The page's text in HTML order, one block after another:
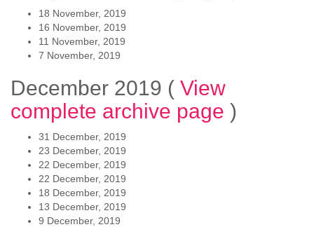
18 November, 2019
16 November, 2019
11 November, 2019
7 November, 2019
December 2019 ( View
complete archive page )
31 December, 2019
23 December, 2019
22 December, 2019
22 December, 2019
18 December, 2019
13 December, 2019
9 December, 2019